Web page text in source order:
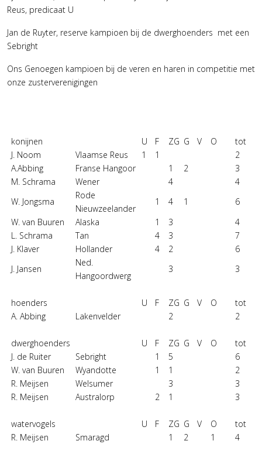
Reus, predicaat U
Jan de Ruyter, reserve kampioen bij de dwerghoenders met een
Sebright
Ons Genoegen kampioen bij de veren en haren in competitie met
onze zusterverenigingen
konijnen U F ZG G V O
tot
J. Noom
Vlaamse Reus 1 1
2
A.Abbing
Franse Hangoor 1 2
3
M. Schrama
Wener 4
4
W. Jongsma
Rode
Nieuwzeelander
1 4 1
6
W. van Buuren
Alaska 1 3
4
L. Schrama
Tan 4 3
7
J. Klaver
Hollander 4 2
6
J. Jansen
Ned.
Hangoordwerg
3 3
hoenders U F ZG G V O
tot
A. Abbing
Lakenvelder 2 2
dwerghoenders U F ZG G V O
tot
J. de Ruiter
Sebright 1 5
6
W. van Buuren
Wyandotte 1 1
2
R. Meijsen
Welsumer 3
3
R. Meijsen
Australorp 2 1 3
watervogels U F ZG G V O
tot
R. Meijsen
Smaragd 1 2 1 4